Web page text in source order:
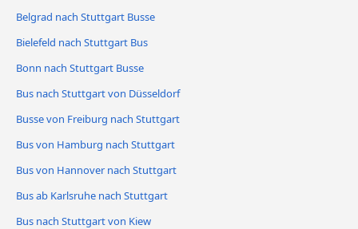
Belgrad nach Stuttgart Busse
Bielefeld nach Stuttgart Bus
Bonn nach Stuttgart Busse
Bus nach Stuttgart von Düsseldorf
Busse von Freiburg nach Stuttgart
Bus von Hamburg nach Stuttgart
Bus von Hannover nach Stuttgart
Bus ab Karlsruhe nach Stuttgart
Bus nach Stuttgart von Kiew